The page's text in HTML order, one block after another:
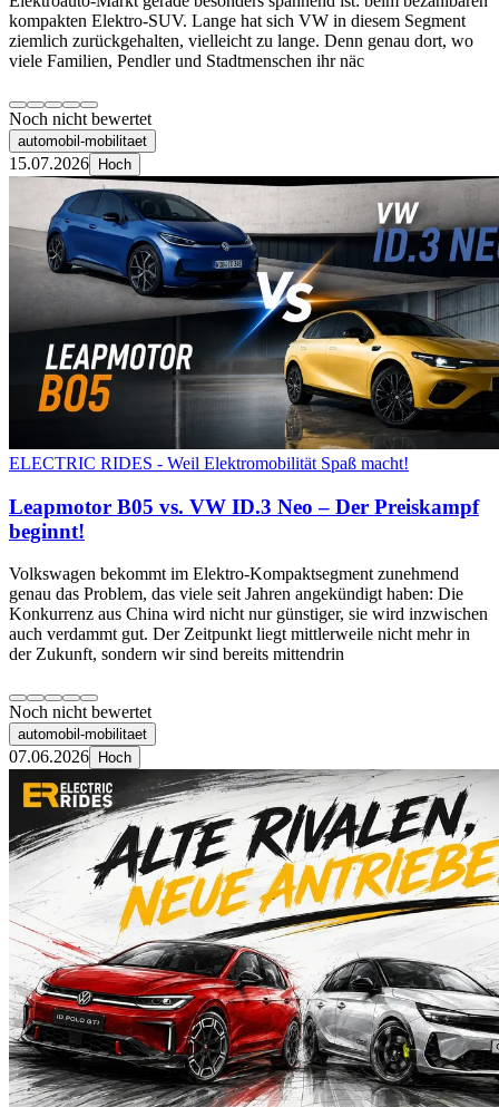
kompakten Elektro-SUV. Lange hat sich VW in diesem Segment
ziemlich zurückgehalten, vielleicht zu lange. Denn genau dort, wo
viele Familien, Pendler und Stadtmenschen ihr näc
Noch nicht bewertet
automobil-mobilitaet
15.07.2026 Hoch
ELECTRIC RIDES - Weil Elektromobilität Spaß macht!
Leapmotor B05 vs. VW ID.3 Neo – Der Preiskampf
beginnt!
Volkswagen bekommt im Elektro-Kompaktsegment zunehmend
genau das Problem, das viele seit Jahren angekündigt haben: Die
Konkurrenz aus China wird nicht nur günstiger, sie wird inzwischen
auch verdammt gut. Der Zeitpunkt liegt mittlerweile nicht mehr in
der Zukunft, sondern wir sind bereits mittendrin
Noch nicht bewertet
automobil-mobilitaet
07.06.2026 Hoch